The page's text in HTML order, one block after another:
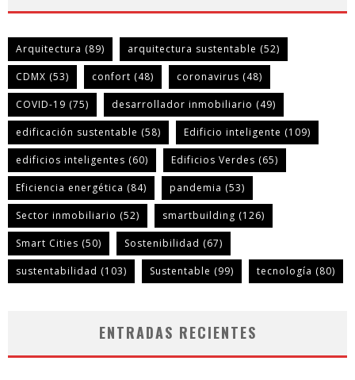
Arquitectura (89) arquitectura sustentable (52)
CDMX (53) confort (48) coronavirus (48)
COVID-19 (75) desarrollador inmobiliario (49)
edificación sustentable (58) Edificio inteligente (109)
edificios inteligentes (60) Edificios Verdes (65)
Eficiencia energética (84) pandemia (53)
Sector inmobiliario (52) smartbuilding (126)
Smart Cities (50) Sostenibilidad (67)
sustentabilidad (103) Sustentable (99) tecnología (80)
ENTRADAS RECIENTES